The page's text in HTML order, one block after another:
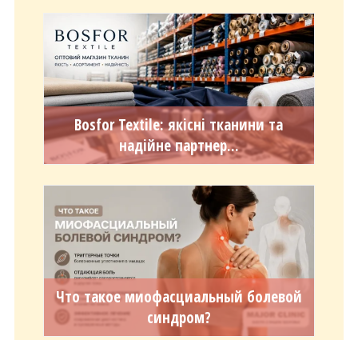
Bosfor Textile: якісні тканини та
надійне партнер...
Что такое миофасциальный болевой
синдром?